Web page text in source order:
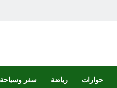
حوارات رياضة سفر وسياحة